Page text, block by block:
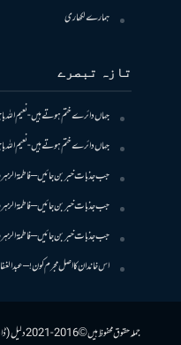
ہمارے لکھاری
تازہ تبصرے
جہاں دائرے ختم ہوتے ہیں- نعیم اللہ
جہاں دائرے ختم ہوتے ہیں- نعیم اللہ
جب جذبات خبر بن جائیں –
جب جذبات خبر بن جائیں –
جب جذبات خبر بن جائیں –
اس خاندان کا اصل مجرم کون! –
جملہ حقوق محفوظ ہیں © 2016-2021 دلیل (ڈاٹ پی کے)۔